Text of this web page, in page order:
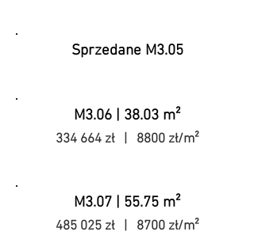
Sprzedane M3.05
M3.06 | 38.03 m²
334 664 zł | 8800 zł/m²
M3.07 | 55.75 m²
485 025 zł | 8700 zł/m²